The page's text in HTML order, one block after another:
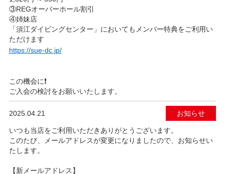
③REGオーバーホール割引
④姉妹店
「須江ダイビングセンター」においてもメンバー特典をご利用い
ただけます
https://sue-dc.jp/
この機会に❗️
ご入会の検討をお願いいたします。
2025.04.21 お知らせ
いつも当店をご利用いただきありがとうございます。
このたび、メールアドレスが変更になりましたので、お知らせい
たします。
【新メールアドレス】